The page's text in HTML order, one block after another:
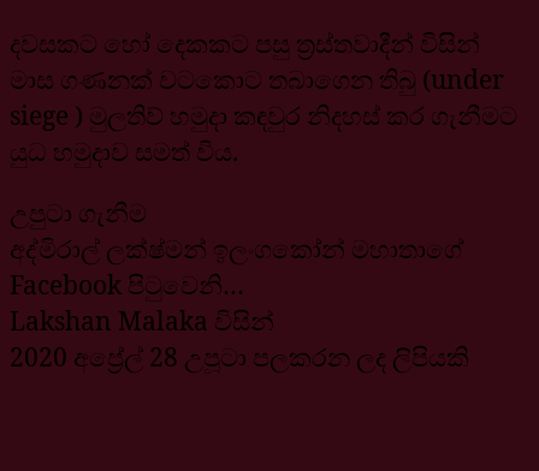
දවසකට හෝ දෙකකට පසු ත්‍රස්තවාදීන් විසින්
මාස ගණනක් වටකොට තබාගෙන තිබු (under
siege ) මුලතිව් හමුදා කඳවුර නිදහස් කර ගැනීමට
යුධ හමුදාව සමත් විය.
උපුටා ගැනීම
අද්මිරාල් ලක්ෂ්මන් ඉලංගකෝන් මහාතාගේ
Facebook පිටුවෙනි…
Lakshan Malaka විසින්
2020 අප්‍රේල් 28 උපූටා පලකරන ලද ලිපියකි